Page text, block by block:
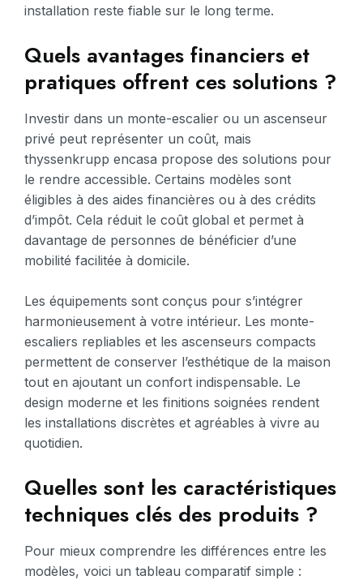
installation reste fiable sur le long terme.
Quels avantages financiers et
pratiques offrent ces solutions ?
Investir dans un monte-escalier ou un ascenseur
privé peut représenter un coût, mais
thyssenkrupp encasa propose des solutions pour
le rendre accessible. Certains modèles sont
éligibles à des aides financières ou à des crédits
d’impôt. Cela réduit le coût global et permet à
davantage de personnes de bénéficier d’une
mobilité facilitée à domicile.
Les équipements sont conçus pour s’intégrer
harmonieusement à votre intérieur. Les monte-
escaliers repliables et les ascenseurs compacts
permettent de conserver l’esthétique de la maison
tout en ajoutant un confort indispensable. Le
design moderne et les finitions soignées rendent
les installations discrètes et agréables à vivre au
quotidien.
Quelles sont les caractéristiques
techniques clés des produits ?
Pour mieux comprendre les différences entre les
modèles, voici un tableau comparatif simple :